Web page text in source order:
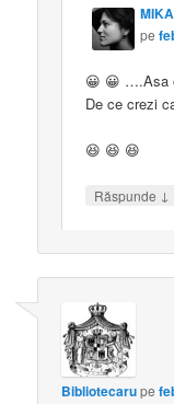
MIKA
pe
😀 😀 ….Asa
De ce crezi
😆 😆 😆
Răspunde ↓
Bibliotecarupe